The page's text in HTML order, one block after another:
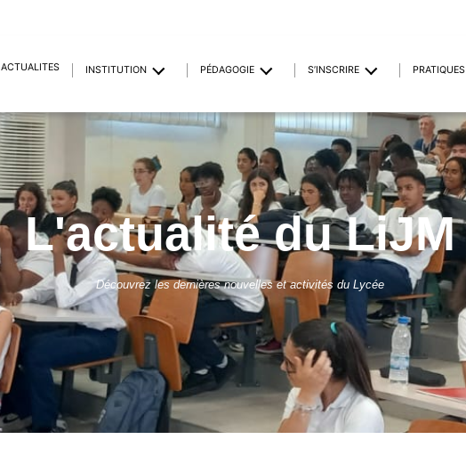
ACTUALITÉS INSTITUTION PÉDAGOGIE S’INSCRIRE PRATIQUES
L'actualité du LiJM
Découvrez les dernières nouvelles et activités du Lycée